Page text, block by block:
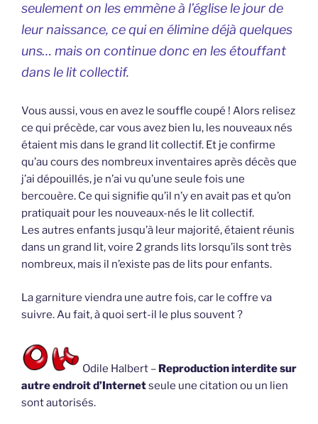
seulement on les emmène à l’église le jour de
leur naissance, ce qui en élimine déjà quelques
uns… mais on continue donc en les étouffant
dans le lit collectif.
Vous aussi, vous en avez le souffle coupé ! Alors relisez
ce qui précède, car vous avez bien lu, les nouveaux nés
étaient mis dans le grand lit collectif. Et je confirme
qu’au cours des nombreux inventaires après décès que
j’ai dépouillés, je n’ai vu qu’une seule fois une
bercouère. Ce qui signifie qu’il n’y en avait pas et qu’on
pratiquait pour les nouveaux-nés le lit collectif.
Les autres enfants jusqu’à leur majorité, étaient réunis
dans un grand lit, voire 2 grands lits lorsqu’ils sont très
nombreux, mais il n’existe pas de lits pour enfants.
La garniture viendra une autre fois, car le coffre va
suivre. Au fait, à quoi sert-il le plus souvent ?
Odile Halbert – Reproduction interdite sur
autre endroit d’Internetseule une citation ou un lien
sont autorisés.